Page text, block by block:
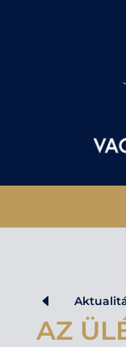
D
AZ